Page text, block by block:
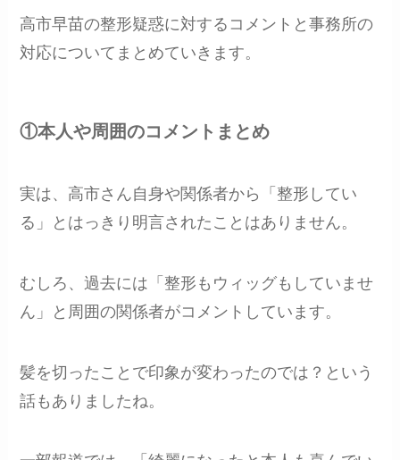
高市早苗の整形疑惑に対するコメントと事務所の
対応についてまとめていきます。
①本人や周囲のコメントまとめ
実は、高市さん自身や関係者から「整形してい
る」とはっきり明言されたことはありません。
むしろ、過去には「整形もウィッグもしていませ
ん」と周囲の関係者がコメントしています。
髪を切ったことで印象が変わったのでは？という
話もありましたね。